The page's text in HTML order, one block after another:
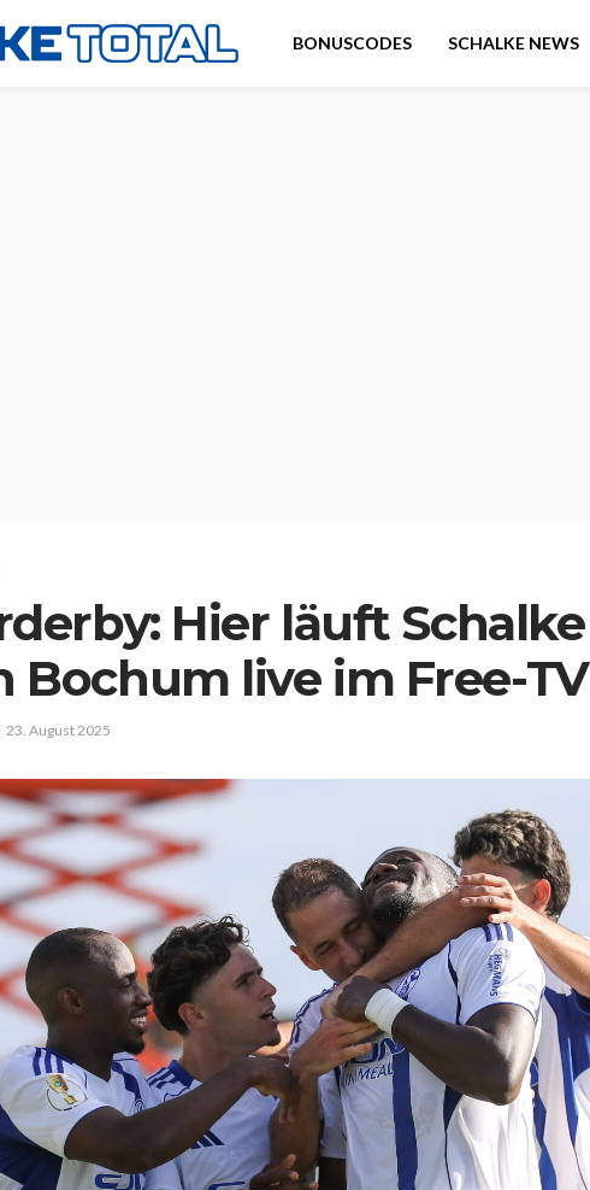
BONUSCODES SCHALKE NEWS
Hier läuft Schalke
Bochum live im Free-TV
23. August 2025